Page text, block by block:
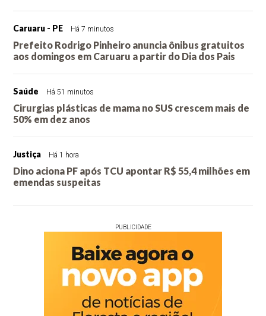
Caruaru - PE Há 7 minutos
Prefeito Rodrigo Pinheiro anuncia ônibus gratuitos
aos domingos em Caruaru a partir do Dia dos Pais
Saúde Há 51 minutos
Cirurgias plásticas de mama no SUS crescem mais de
50% em dez anos
Justiça Há 1 hora
Dino aciona PF após TCU apontar R$ 55,4 milhões em
emendas suspeitas
PUBLICIDADE